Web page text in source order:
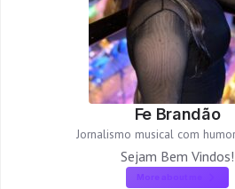
Fe Brandão
Jornalismo musical com
Sejam Bem Vindos!
More about me